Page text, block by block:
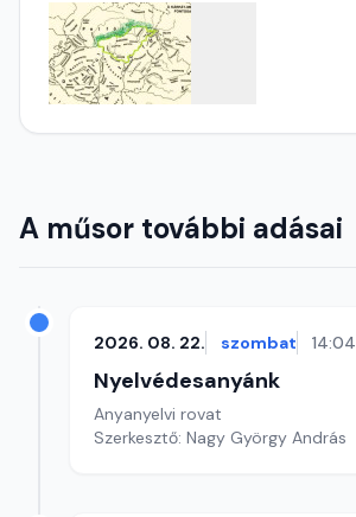
A műsor további adásai
2026. 08. 22. szombat 14:04
Nyelvédesanyánk
Anyanyelvi rovat
Szerkesztő: Nagy György András